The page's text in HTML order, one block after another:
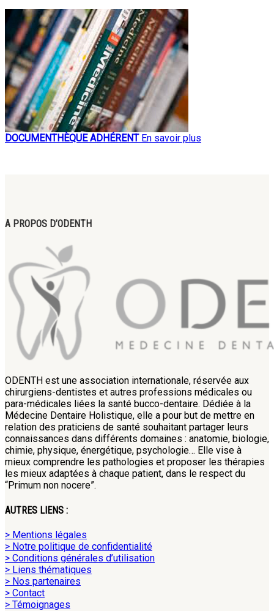
DOCUMENTHÈQUE ADHÉRENT En savoir plus
A PROPOS D’ODENTH
ODENTH est une association internationale, réservée aux
chirurgiens-dentistes et autres professions médicales ou
para-médicales liées la santé bucco-dentaire. Dédiée à la
Médecine Dentaire Holistique, elle a pour but de mettre en
relation des praticiens de santé souhaitant partager leurs
connaissances dans différents domaines : anatomie, biologie,
chimie, physique, énergétique, psychologie… Elle vise à
mieux comprendre les pathologies et proposer les thérapies
les mieux adaptées à chaque patient, dans le respect du
“Primum non nocere”.
AUTRES LIENS :
> Mentions légales
> Notre politique de confidentialité
> Conditions générales d’utilisation
> Liens thématiques
> Nos partenaires
> Contact
> Témoignages